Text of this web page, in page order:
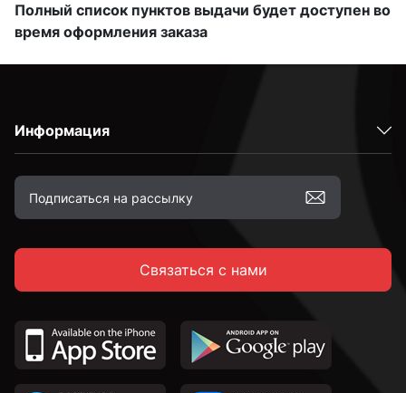
Полный список пунктов выдачи будет доступен во
время оформления заказа
Информация
Связаться с нами